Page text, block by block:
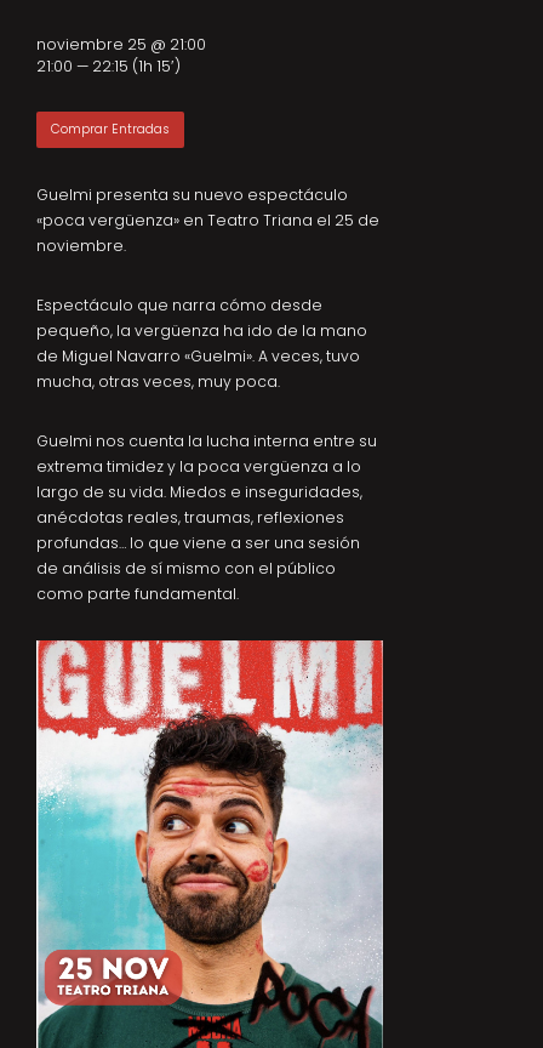
Guelmi presenta su nuevo espectáculo
«poca vergüenza» en Teatro Triana el 25 de
noviembre.
Espectáculo que narra cómo desde
pequeño, la vergüenza ha ido de la mano
de Miguel Navarro «Guelmi». A veces, tuvo
mucha, otras veces, muy poca.
Guelmi nos cuenta la lucha interna entre su
extrema timidez y la poca vergüenza a lo
largo de su vida. Miedos e inseguridades,
anécdotas reales, traumas, reflexiones
profundas… lo que viene a ser una sesión
de análisis de sí mismo con el público
como parte fundamental.
noviembre 25 @ 21:00
21:00 — 22:15 (1h 15′)
Comprar Entradas